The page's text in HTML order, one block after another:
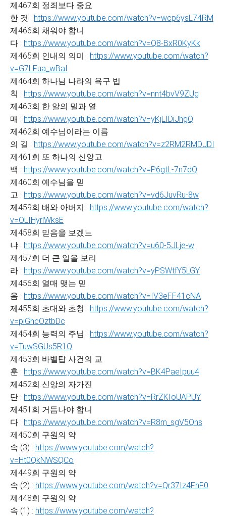
제467회 정죄보다 중요
한 것 : https://www.youtube.com/watch?v=wcp6ysL74RM
제466회 채워야 합니
다 : https://www.youtube.com/watch?v=Q8-BxR0KyKk
제465회 인내의 의미 : https://www.youtube.com/watch?
v=G7LFua_wBaI
제464회 하나님 나라의 욕구 법
칙 : https://www.youtube.com/watch?v=nnt4bvV9ZUg
제463회 한 알의 밀과 열
매 : https://www.youtube.com/watch?v=yKjLIDiJhgQ
제462회 예수님이라는 이름
의 길 : https://www.youtube.com/watch?v=z2RM2RMDJDI
제461회 또 하나의 신앙고
백 : https://www.youtube.com/watch?v=P6gtL-7n7dQ
제460회 예수님을 믿
고 : https://www.youtube.com/watch?v=vd6JuvRu-8w
제459회 배와 아버지 : https://www.youtube.com/watch?
v=OLIHyrlWksE
제458회 믿음을 보겠느
냐 : https://www.youtube.com/watch?v=u60-5JLje-w
제457회 더 큰 일을 보리
라 : https://www.youtube.com/watch?v=yPSWtfY5LGY
제456회 열매 맺는 믿
음 : https://www.youtube.com/watch?v=IV3eFF41cNA
제455회 초대와 초청 : https://www.youtube.com/watch?
v=piGhcOztbDc
제454회 능력의 주님 : https://www.youtube.com/watch?
v=TuwSGUs5R1Q
제453회 바벨탑 사건의 교
훈 : https://www.youtube.com/watch?v=BK4PaeIpuu4
제452회 신앙의 자가진
단 : https://www.youtube.com/watch?v=RrZKIoUAPUY
제451회 거듭나야 합니
다 : https://www.youtube.com/watch?v=R8m_sgV5Qns
제450회 구원의 약
속 (3) : https://www.youtube.com/watch?
v=Ht0QkNWSQCo
제449회 구원의 약
속 (2) : https://www.youtube.com/watch?v=Qr37Iz4FhF0
제448회 구원의 약
속 (1) : https://www.youtube.com/watch?